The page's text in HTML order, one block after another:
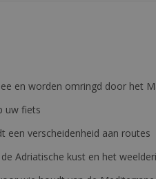
en worden omringd door het
uw fiets
een verscheidenheid aan routes
Adriatische kust en het